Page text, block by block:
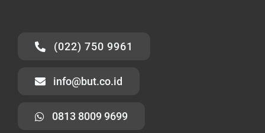
(022) 750 9961
info@but.co.id
0813 8009 9699